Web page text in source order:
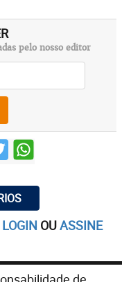
pelo nosso editor
LOGIN OUASSINE